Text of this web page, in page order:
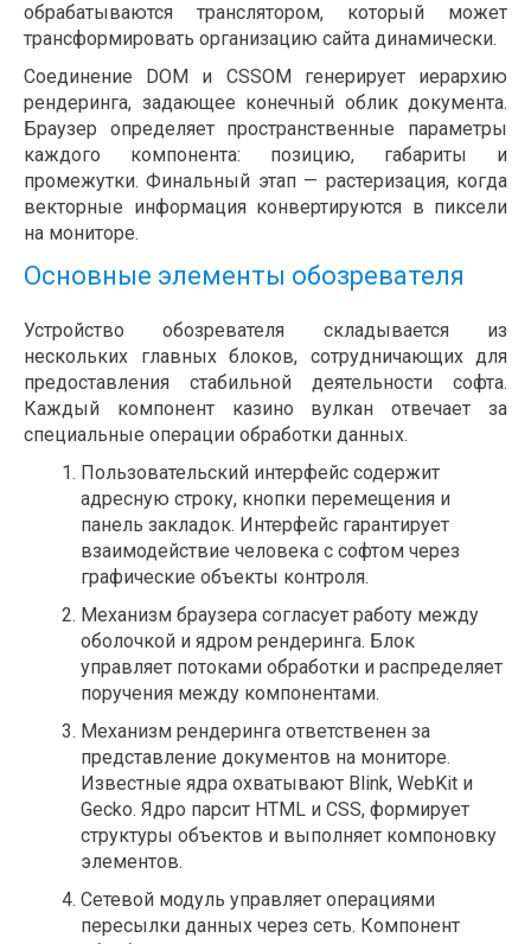
обрабатываются транслятором, который может
трансформировать организацию сайта динамически.
Соединение DOM и CSSOM генерирует иерархию
рендеринга, задающее конечный облик документа.
Браузер определяет пространственные параметры
каждого компонента: позицию, габариты и
промежутки. Финальный этап — растеризация, когда
векторные информация конвертируются в пиксели
на мониторе.
Основные элементы обозревателя
Устройство обозревателя складывается из
нескольких главных блоков, сотрудничающих для
предоставления стабильной деятельности софта.
Каждый компонент казино вулкан отвечает за
специальные операции обработки данных.
Пользовательский интерфейс содержит
адресную строку, кнопки перемещения и
панель закладок. Интерфейс гарантирует
взаимодействие человека с софтом через
графические объекты контроля.
Механизм браузера согласует работу между
оболочкой и ядром рендеринга. Блок
управляет потоками обработки и распределяет
поручения между компонентами.
Механизм рендеринга ответственен за
представление документов на мониторе.
Известные ядра охватывают Blink, WebKit и
Gecko. Ядро парсит HTML и CSS, формирует
структуры объектов и выполняет компоновку
элементов.
Сетевой модуль управляет операциями
пересылки данных через сеть. Компонент